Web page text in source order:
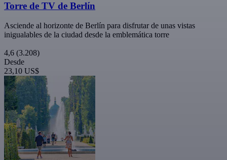
Torre de TV de Berlín
Asciende al horizonte de Berlín para disfrutar de unas vistas
inigualables de la ciudad desde la emblemática torre
4,6 (3.208)
Desde
23,10 US$